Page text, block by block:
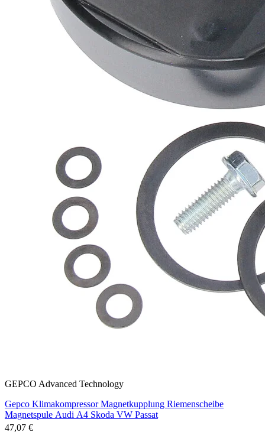
GEPCO Advanced Technology
Gepco Klimakompressor Magnetkupplung Riemenscheibe
Magnetspule Audi A4 Skoda VW Passat
47,07 €